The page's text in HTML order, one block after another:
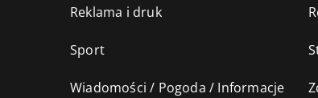
Reklama i druk
Sport
Wiadomości / Pogoda / Informacje